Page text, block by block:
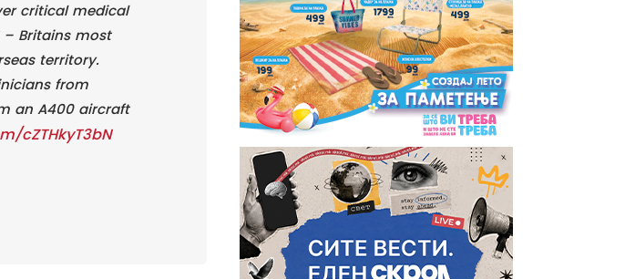
critical medical
Britains most
territory.
from
an A400 aircraft
cZTHkyT3bN